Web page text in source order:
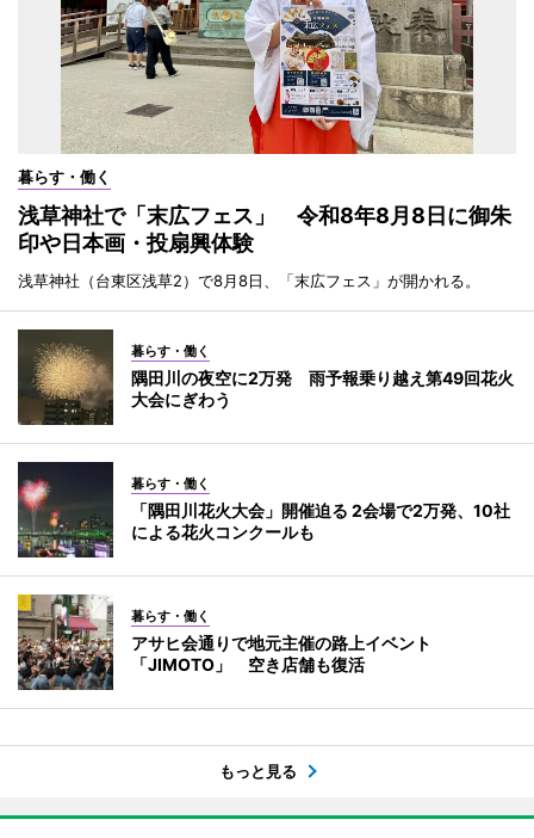
暮らす・働く
浅草神社で「末広フェス」 令和8年8月8日に御朱
印や日本画・投扇興体験
浅草神社（台東区浅草2）で8月8日、「末広フェス」が開かれる。
暮らす・働く
隅田川の夜空に2万発 雨予報乗り越え第49回花火
大会にぎわう
暮らす・働く
「隅田川花火大会」開催迫る 2会場で2万発、10社
による花火コンクールも
暮らす・働く
アサヒ会通りで地元主催の路上イベント
「JIMOTO」 空き店舗も復活
もっと見る